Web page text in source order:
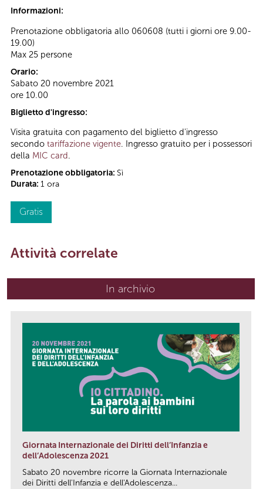
Informazioni:
Prenotazione obbligatoria allo 060608 (tutti i giorni ore 9.00-
19.00)
Max 25 persone
Orario:
Sabato 20 novembre 2021
ore 10.00
Biglietto d'ingresso:
Visita gratuita con pagamento del biglietto d'ingresso
secondo tariffazione vigente. Ingresso gratuito per i possessori
della MIC card.
Prenotazione obbligatoria: Sì
Durata: 1 ora
Gratis
Attività correlate
In archivio
Giornata Internazionale dei Diritti dell’Infanzia e
dell’Adolescenza 2021
Sabato 20 novembre ricorre la Giornata Internazionale
dei Diritti dell'Infanzia e dell'Adolescenza...